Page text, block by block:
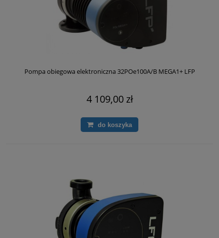
Pompa obiegowa elektroniczna 32POe100A/B MEGA1+ LFP
4 109,00 zł
do koszyka